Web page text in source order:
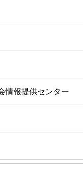
情報提供センター